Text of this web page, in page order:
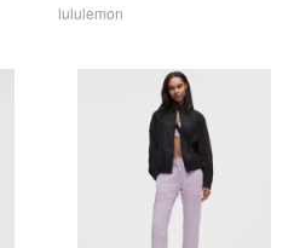
lululemon